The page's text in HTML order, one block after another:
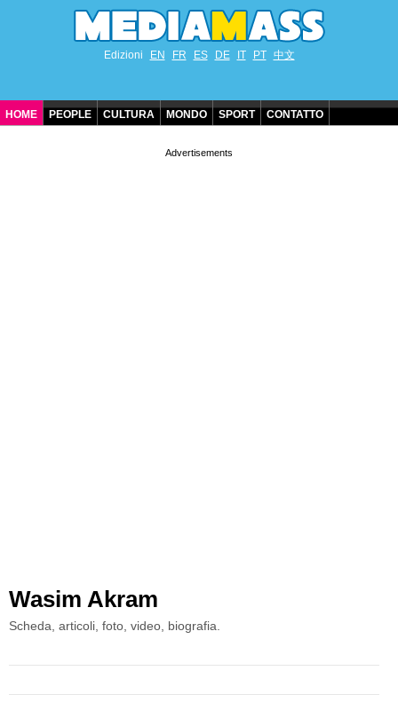
Edizioni EN FR ES DE IT PT 中文
HOME PEOPLE CULTURA MONDO SPORT CONTATTO
Wasim Akram
Scheda, articoli, foto, video, biografia.